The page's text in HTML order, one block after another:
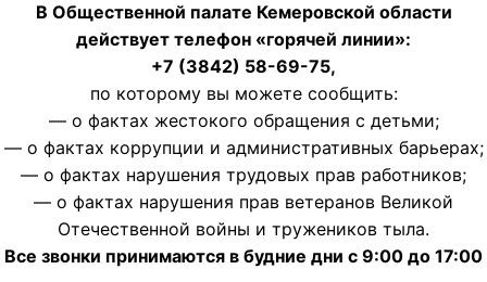
В Общественной палате Кемеровской области
действует телефон «горячей линии»:
+7 (3842) 58-69-75,
по которому вы можете сообщить:
— о фактах жестокого обращения с детьми;
— о фактах коррупции и административных барьерах;
— о фактах нарушения трудовых прав работников;
— о фактах нарушения прав ветеранов Великой
Отечественной войны и тружеников тыла.
Все звонки принимаются в будние дни с 9:00 до 17:00